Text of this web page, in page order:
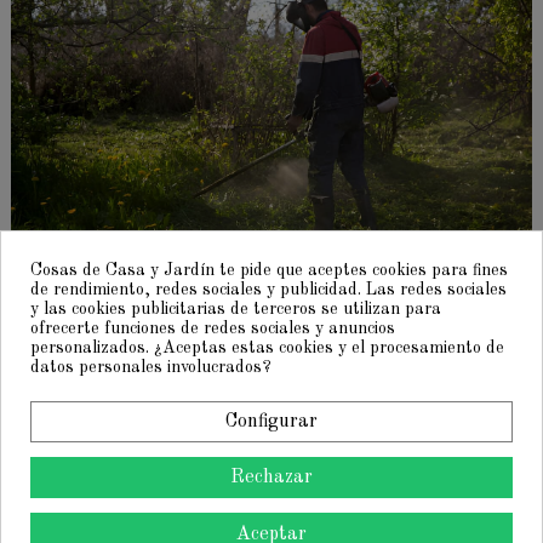
¿Qué marca de
desbrozadora gasolina
comprar?
Cosas de Casa y Jardín te pide que aceptes cookies para fines
de rendimiento, redes sociales y publicidad. Las redes sociales
y las cookies publicitarias de terceros se utilizan para
ofrecerte funciones de redes sociales y anuncios
personalizados. ¿Aceptas estas cookies y el procesamiento de
datos personales involucrados?
Configurar
Rechazar
Aceptar